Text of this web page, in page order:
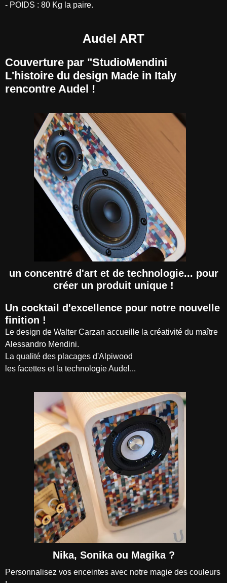
- POIDS : 80 Kg la paire.
Audel ART
Couverture par "StudioMendini
L'histoire du design Made in Italy
rencontre Audel !
un concentré d'art et de technologie... pour
créer un produit unique !
Un cocktail d'excellence pour notre nouvelle
finition !
Le design de Walter Carzan accueille la créativité du maître
Alessandro Mendini.
La qualité des placages d'Alpiwood
les facettes et la technologie Audel...
Nika, Sonika ou Magika ?
Personnalisez vos enceintes avec notre magie des couleurs